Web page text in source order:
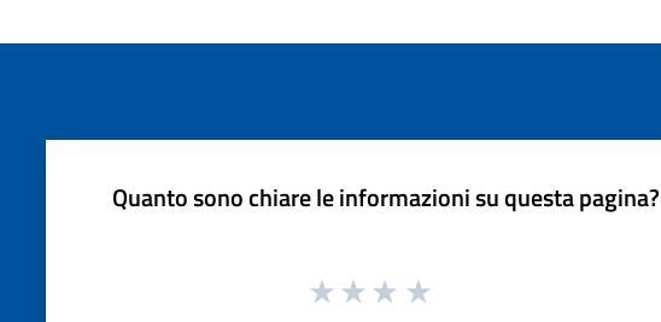
Quanto sono chiare le informazioni su questa pagina?